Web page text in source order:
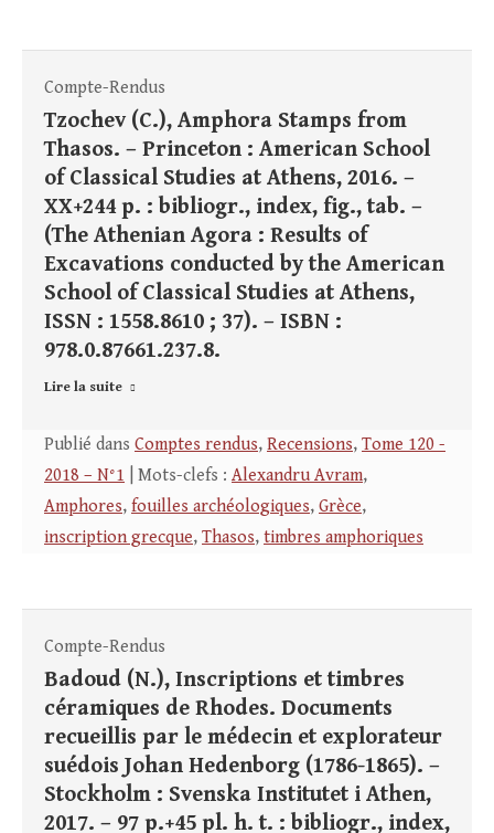
Compte-Rendus
Tzochev (C.), Amphora Stamps from
Thasos. – Princeton : American School
of Classical Studies at Athens, 2016. –
XX+244 p. : bibliogr., index, fig., tab. –
(The Athenian Agora : Results of
Excavations conducted by the American
School of Classical Studies at Athens,
ISSN : 1558.8610 ; 37). – ISBN :
978.0.87661.237.8.
Lire la suite
Publié dans Comptes rendus, Recensions, Tome 120 -
2018 – N°1 | Mots-clefs : Alexandru Avram,
Amphores, fouilles archéologiques, Grèce,
inscription grecque, Thasos, timbres amphoriques
Compte-Rendus
Badoud (N.), Inscriptions et timbres
céramiques de Rhodes. Documents
recueillis par le médecin et explorateur
suédois Johan Hedenborg (1786-1865). –
Stockholm : Svenska Institutet i Athen,
2017. – 97 p.+45 pl. h. t. : bibliogr., index,